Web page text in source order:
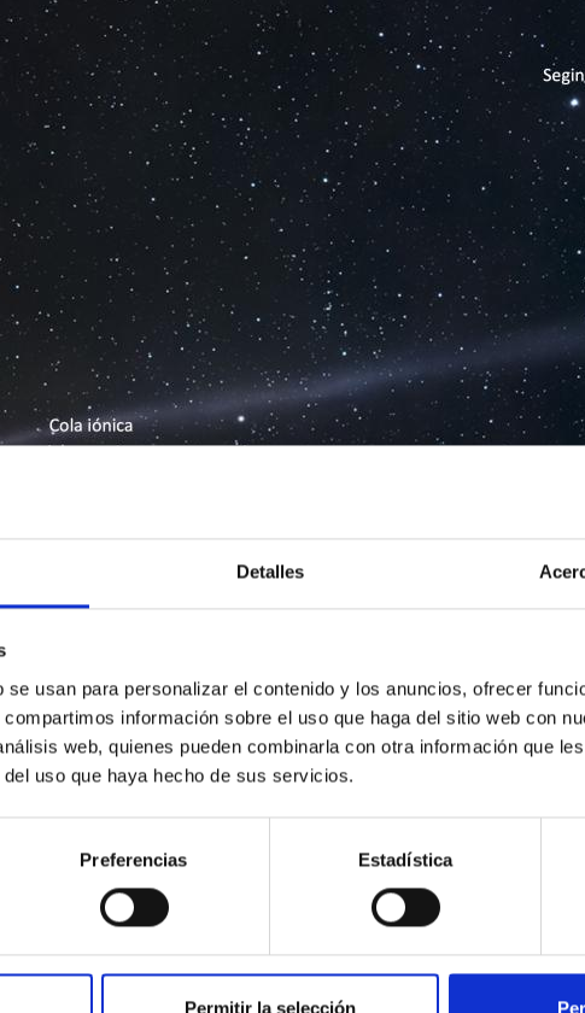
Detalles
usan para personalizar el contenido y los anuncios, ofrecer
información sobre el uso que haga del sitio web con
web, quienes pueden combinarla con otra información que
uso que haya hecho de sus servicios.
Preferencias Estadística
Permitir la selección